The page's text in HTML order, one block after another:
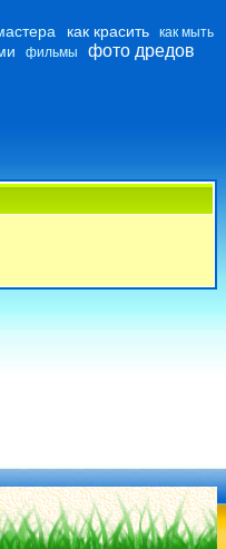
как красить как мыть
фильмы фото дредов